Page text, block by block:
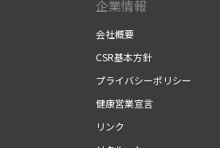
企業情報
会社概要
CSR基本方針
プライバシーポリシー
健康営業宣言
リンク